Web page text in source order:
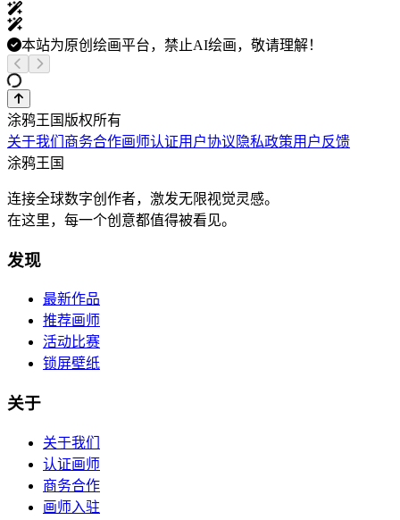
本站为原创绘画平台，禁止AI绘画，敬请理解！
涂鸦王国版权所有
关于我们 商务合作画师认证用户协议 隐私政策用户反馈
涂鸦王国
连接全球数字创作者，激发无限视觉灵感。
在这里，每一个创意都值得被看见。
发现
最新作品
推荐画师
活动比赛
锁屏壁纸
关于
关于我们
认证画师
商务合作
画师入驻